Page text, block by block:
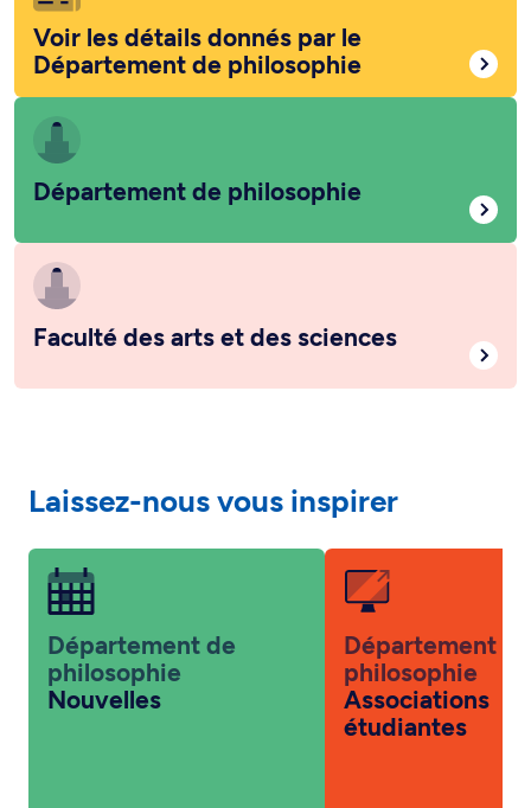
Voir les détails donnés par le
Département de philosophie
Département de philosophie
Faculté des arts et des sciences
Laissez-nous vous inspirer
Département de
philosophie
Nouvelles
Département de
philosophie
Associations
étudiantes